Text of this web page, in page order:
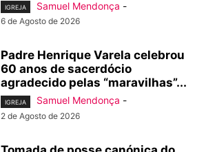
IGREJA Samuel Mendonça -
6 de Agosto de 2026
Padre Henrique Varela celebrou
60 anos de sacerdócio
agradecido pelas “maravilhas”...
IGREJA Samuel Mendonça -
2 de Agosto de 2026